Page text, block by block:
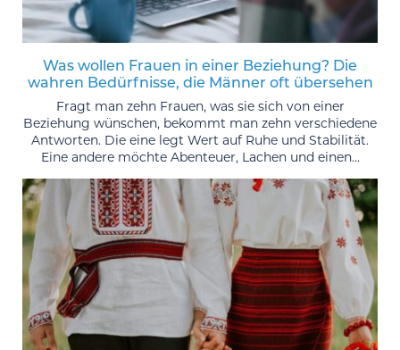
Was wollen Frauen in einer Beziehung? Die
wahren Bedürfnisse, die Männer oft übersehen
Fragt man zehn Frauen, was sie sich von einer
Beziehung wünschen, bekommt man zehn verschiedene
Antworten. Die eine legt Wert auf Ruhe und Stabilität.
Eine andere möchte Abenteuer, Lachen und einen...